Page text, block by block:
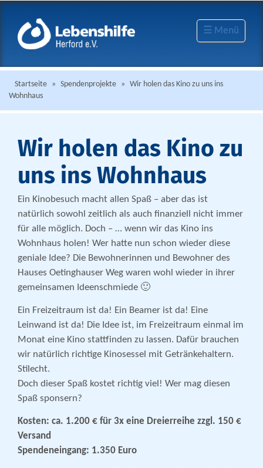
☰ Menü
Startseite » Spendenprojekte »
Wir holen das Kino zu uns ins
Wohnhaus
Wir holen das Kino zu
uns ins Wohnhaus
Ein Kinobesuch macht allen Spaß – aber das ist
natürlich sowohl zeitlich als auch finanziell nicht immer
für alle möglich. Doch – … wenn wir das Kino ins
Wohnhaus holen! Wer hatte nun schon wieder diese
geniale Idee? Die Bewohnerinnen und Bewohner des
Hauses Oetinghauser Weg waren wohl wieder in ihrer
gemeinsamen Ideenschmiede 🙂
Ein Freizeitraum ist da! Ein Beamer ist da! Eine
Leinwand ist da! Die Idee ist, im Freizeitraum einmal im
Monat eine Kino stattfinden zu lassen. Dafür brauchen
wir natürlich richtige Kinosessel mit Getränkehaltern.
Stilecht.
Doch dieser Spaß kostet richtig viel! Wer mag diesen
Spaß sponsern?
Kosten: ca. 1.200 € für 3x eine Dreierreihe zzgl. 150 €
Versand
Spendeneingang: 1.350 Euro